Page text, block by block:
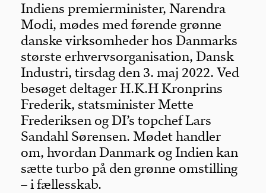
Indiens premierminister, Narendra
Modi, mødes med førende grønne
danske virksomheder hos Danmarks
største erhvervsorganisation, Dansk
Industri, tirsdag den 3. maj 2022. Ved
besøget deltager H.K.H Kronprins
Frederik, statsminister Mette
Frederiksen og DI’s topchef Lars
Sandahl Sørensen. Mødet handler
om, hvordan Danmark og Indien kan
sætte turbo på den grønne omstilling
– i fællesskab.